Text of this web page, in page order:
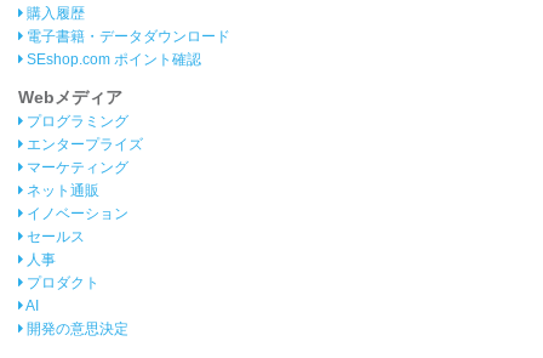
購入履歴
電子書籍・データダウンロード
SEshop.com ポイント確認
Webメディア
プログラミング
エンタープライズ
マーケティング
ネット通販
イノベーション
セールス
人事
プロダクト
AI
開発の意思決定